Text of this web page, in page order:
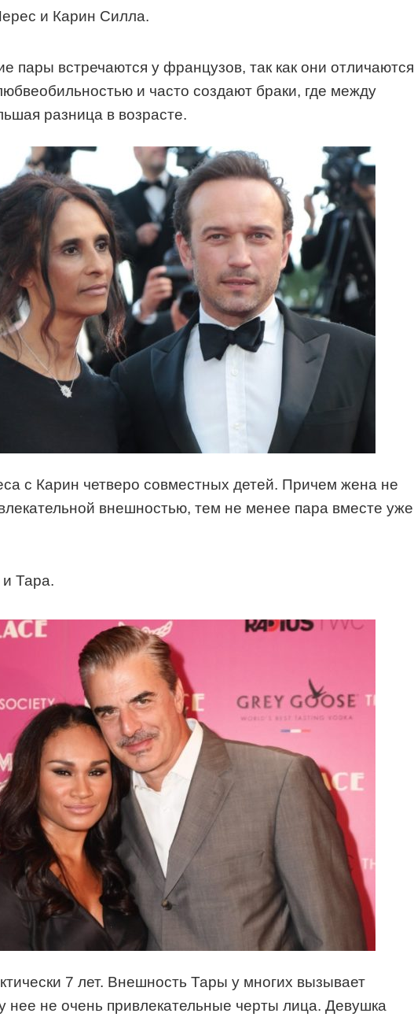
и Карин Силла.
пары встречаются у французов, так как они отличаются
и часто создают браки, где между
разница в возрасте.
с Карин четверо совместных детей. Причем жена не
внешностью, тем не менее пара вместе уже
Тара.
7 лет. Внешность Тары у многих вызывает
не очень привлекательные черты лица. Девушка